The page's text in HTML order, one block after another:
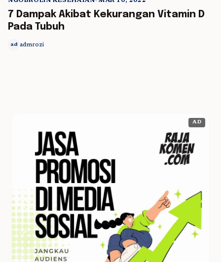
5 min read
7 Dampak Akibat Kekurangan Vitamin D
Pada Tubuh
ad admrozi
AD